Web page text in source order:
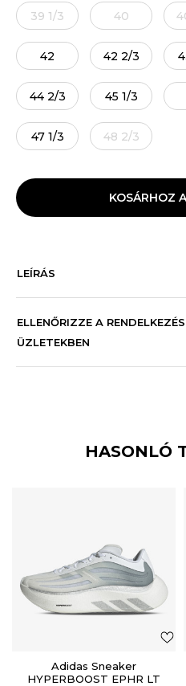
39 1/3 40
42 42 2/3
44 2/3 45 1/3
47 1/3 48 2/3
KOSÁRHOZ
LEÍRÁS
ELLENŐRIZZE A
ÜZLETEKBEN
HASONLÓ
Adidas Sneaker
HYPERBOOST EPHR LT